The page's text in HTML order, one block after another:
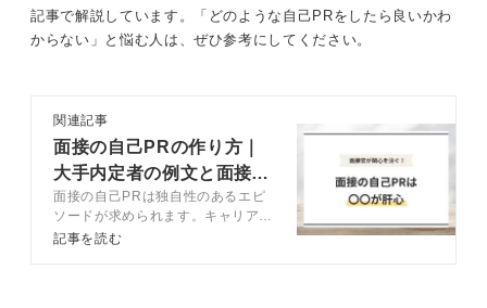
ため、実践してみてください。
もし、どうしても具体的なエピソードが思いつかない場
合は、「こうありたい」という理想の自分を想定し、そ
れを自己PRとして言い切ってしまうのも一つの手段で
記事で解説しています。「どのような自己PRをしたら良いかわ
からない」と悩む人は、ぜひ参考にしてください。
関連記事
面接の自己PRの作り方｜
大手内定者の例文と面接官
の評価基準も公開
面接の自己PRは独自性のあるエピ
ソードが求められます。キャリアコ
ンサルタントが自己PRで盛り込む
記事を読む